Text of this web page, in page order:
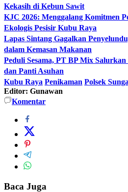
Kekasih di Kebun Sawit
KJC 2026: Menggalang Komitmen
Ekologis Pesisir Kubu Raya
Lapas Sintang Gagalkan
dalam Kemasan Makanan
Peduli Sesama, PT BP Mix
dan Panti Asuhan
Kubu Raya Penikaman Polsek
Editor: Gunawan
Komentar
Baca Juga